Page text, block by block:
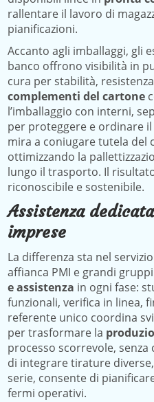
rallentare il lavoro di
pianificazioni.
Accanto agli imballaggi, gli
banco offrono visibilità in
cura per stabilità,
complementi del cartone
l’imballaggio con interni,
per proteggere e ordinare
mira a coniugare tutela del
ottimizzando la
lungo il trasporto. Il
riconoscibile e sostenibile.
Assistenza
imprese
La differenza sta nel
affianca PMI e grandi
e assistenza in ogni fase:
funzionali, verifica in linea,
referente unico coordina
per trasformare la
processo scorrevole,
di integrare tirature
serie, consente di
fermi operativi.